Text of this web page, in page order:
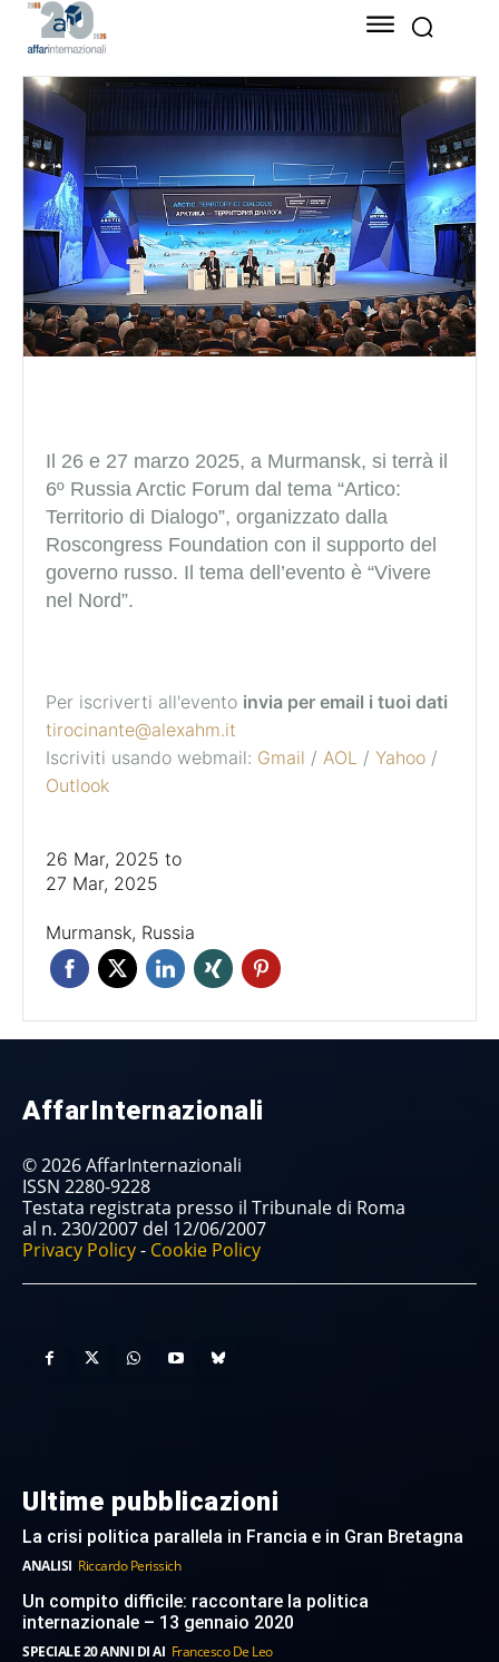
Il 26 e 27 marzo 2025, a Murmansk, si terrà il
6º Russia Arctic Forum dal tema “Artico:
Territorio di Dialogo”, organizzato dalla
Roscongress Foundation con il supporto del
governo russo. Il tema dell’evento è “Vivere
nel Nord”.
Per iscriverti all'evento invia per email i tuoi dati
tirocinante@alexahm.it
Iscriviti usando webmail: Gmail / AOL / Yahoo /
Outlook
26 Mar, 2025 to
27 Mar, 2025
Murmansk, Russia
AffarInternazionali
© 2026 AffarInternazionali
ISSN 2280-9228
Testata registrata presso il Tribunale di Roma
al n. 230/2007 del 12/06/2007
Privacy Policy- Cookie Policy
Ultime pubblicazioni
La crisi politica parallela in Francia e in Gran Bretagna
ANALISI Riccardo Perissich
Un compito difficile: raccontare la politica
internazionale – 13 gennaio 2020
SPECIALE 20 ANNI DI AI Francesco De Leo